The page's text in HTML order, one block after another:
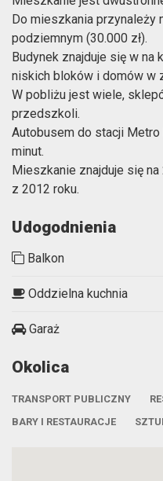
Do mieszkania przynależy
podziemnym (30.000 zł).
Budynek znajduje się w na
niskich bloków i domów w
W pobliżu jest wiele,
przedszkoli.
Autobusem do stacji
minut.
Mieszkanie znajduje się
z 2012 roku.
Udogodnienia
Balkon
Oddzielna kuchnia
Garaż
Okolica
TRANSPORT PUBLICZNY
BARY I RESTAURACJE